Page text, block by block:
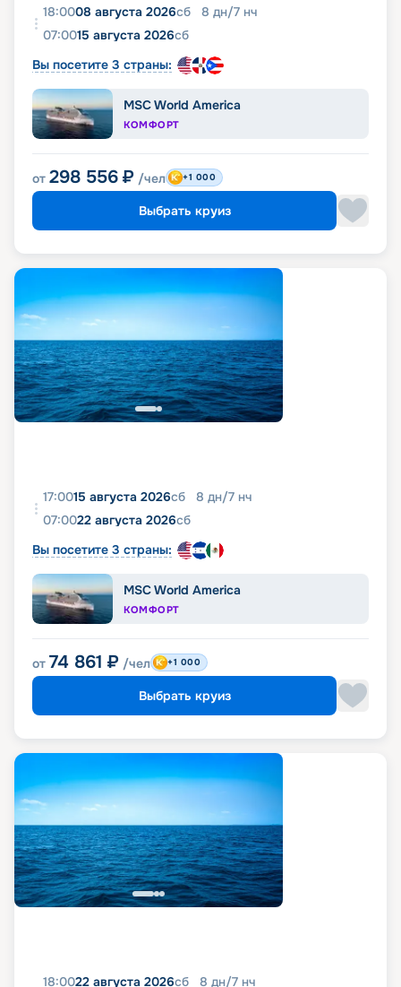
18:0008 августа 2026сб 8 дн/7 нч
07:0015 августа 2026сб
Вы посетите 3 страны:
MSC World America
КОМФОРТ
от 298 556 ₽ /чел +1 000
Выбрать круиз
17:0015 августа 2026сб 8 дн/7 нч
07:0022 августа 2026сб
Вы посетите 3 страны:
MSC World America
КОМФОРТ
от 74 861 ₽ /чел +1 000
Выбрать круиз
18:0022 августа 2026сб 8 дн/7 нч